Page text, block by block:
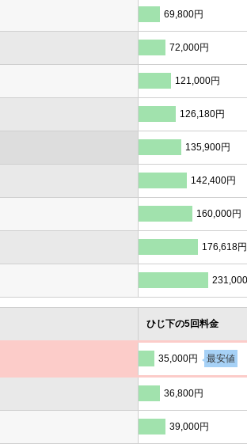
69,800円
72,000円
121,000円
126,180円
135,900円
142,400円
160,000円
176,618円
ひじ下の5回料金
35,000円 最安値
36,800円
39,000円